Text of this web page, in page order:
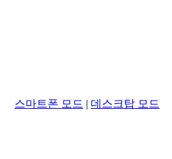
스마트폰 모드 | 데스크탑 모드